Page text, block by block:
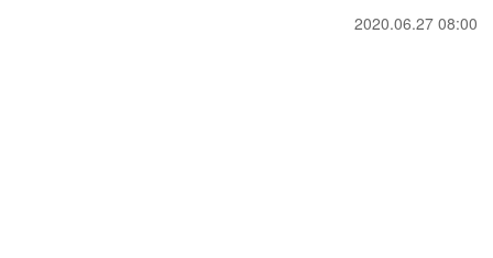
2020.06.27 08:00